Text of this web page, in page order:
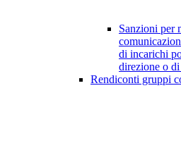
Sanzioni per
di incarichi
direzione o
Rendiconti gruppi